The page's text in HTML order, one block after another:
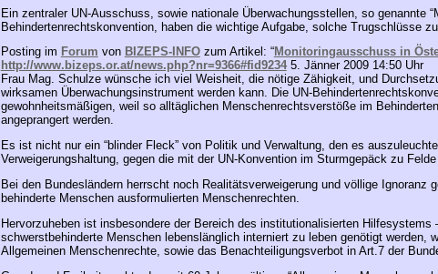
Ein zentraler UN-Ausschuss, sowie nationale Überwachungsstellen, so genannte
Behindertenrechtskonvention, haben die wichtige Aufgabe, solche Trugschlüsse
Posting im Forum von BIZEPS-INFOzum Artikel: “Monitoringausschuss in
http://www.bizeps.or.at/news.php?nr=9366#fid92345. Jänner 2009 14:50 Uhr
Frau Mag. Schulze wünsche ich viel Weisheit, die nötige Zähigkeit, und
wirksamen Überwachungsinstrument werden kann. Die UN-
gewohnheitsmäßigen, weil so alltäglichen Menschenrechtsverstöße im
angeprangert werden.
Es ist nicht nur ein “blinder Fleck” von Politik und Verwaltung, den es
Verweigerungshaltung, gegen die mit der UN-Konvention im Sturmgepäck zu
Bei den Bundesländern herrscht noch Realitätsverweigerung und völlige Ignoranz
behinderte Menschen ausformulierten Menschenrechten.
Hervorzuheben ist insbesondere der Bereich des institutionalisierten Hilfesystems
schwerstbehinderte Menschen lebenslänglich interniert zu leben genötigt werden,
Allgemeinen Menschenrechte, sowie das Benachteiligungsverbot in Art.7 der